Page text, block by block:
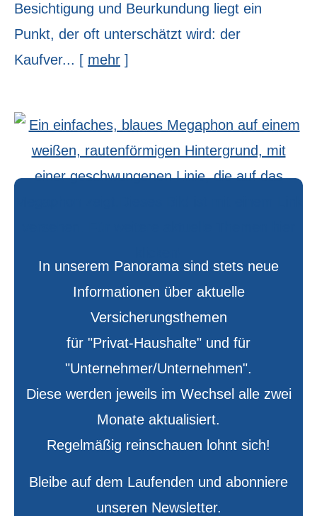
Besichtigung und Beurkundung liegt ein
Punkt, der oft unterschätzt wird: der
Kaufver... [ mehr ]
In unserem Panorama sind stets neue
Informationen über aktuelle
Versicherungsthemen
für "Privat-Haushalte" und für
"Unternehmer/Unternehmen".
Diese werden jeweils im Wechsel alle zwei
Monate aktualisiert.
Regelmäßig reinschauen lohnt sich!
Bleibe auf dem Laufenden und abonniere
unseren Newsletter.